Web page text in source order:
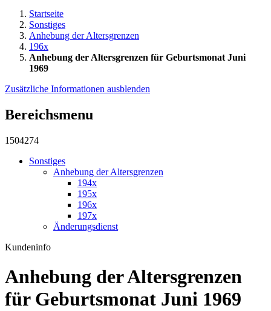
Startseite
Sonstiges
Anhebung der Altersgrenzen
196x
Anhebung der Altersgrenzen für Geburtsmonat Juni
1969
Zusätzliche Informationen ausblenden
Bereichsmenu
1504274
Sonstiges
Anhebung der Altersgrenzen
194x
195x
196x
197x
Änderungsdienst
Kundeninfo
Anhebung der Altersgrenzen
für Geburtsmonat Juni 1969